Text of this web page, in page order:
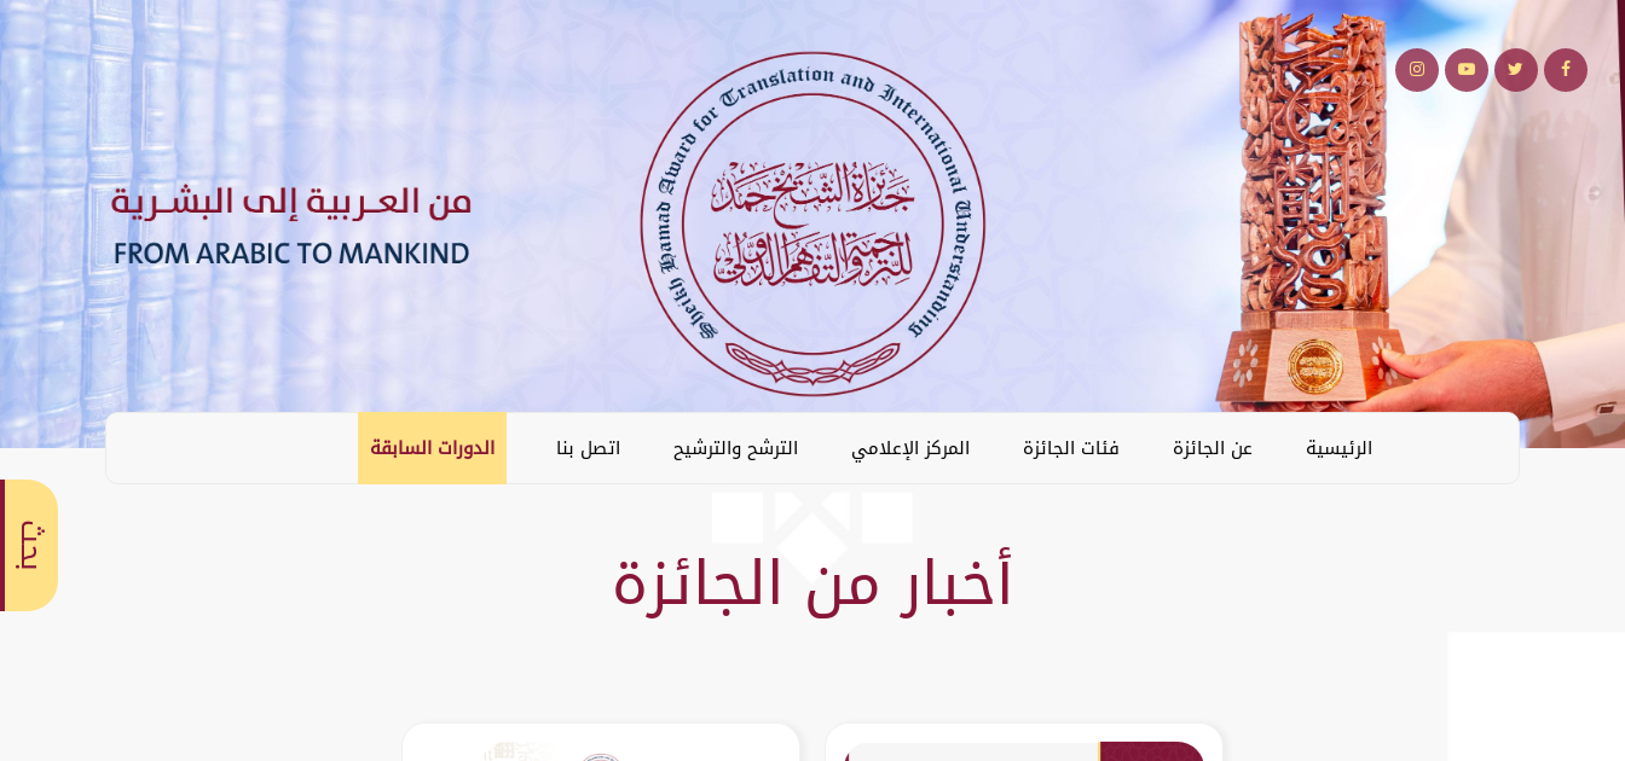
الرئيسية عن الجائزة فئات الجائزة المركز الإعلامي الترشح والترشيح اتصل بنا الدورات السابقة
أخبار من الجائزة بحث